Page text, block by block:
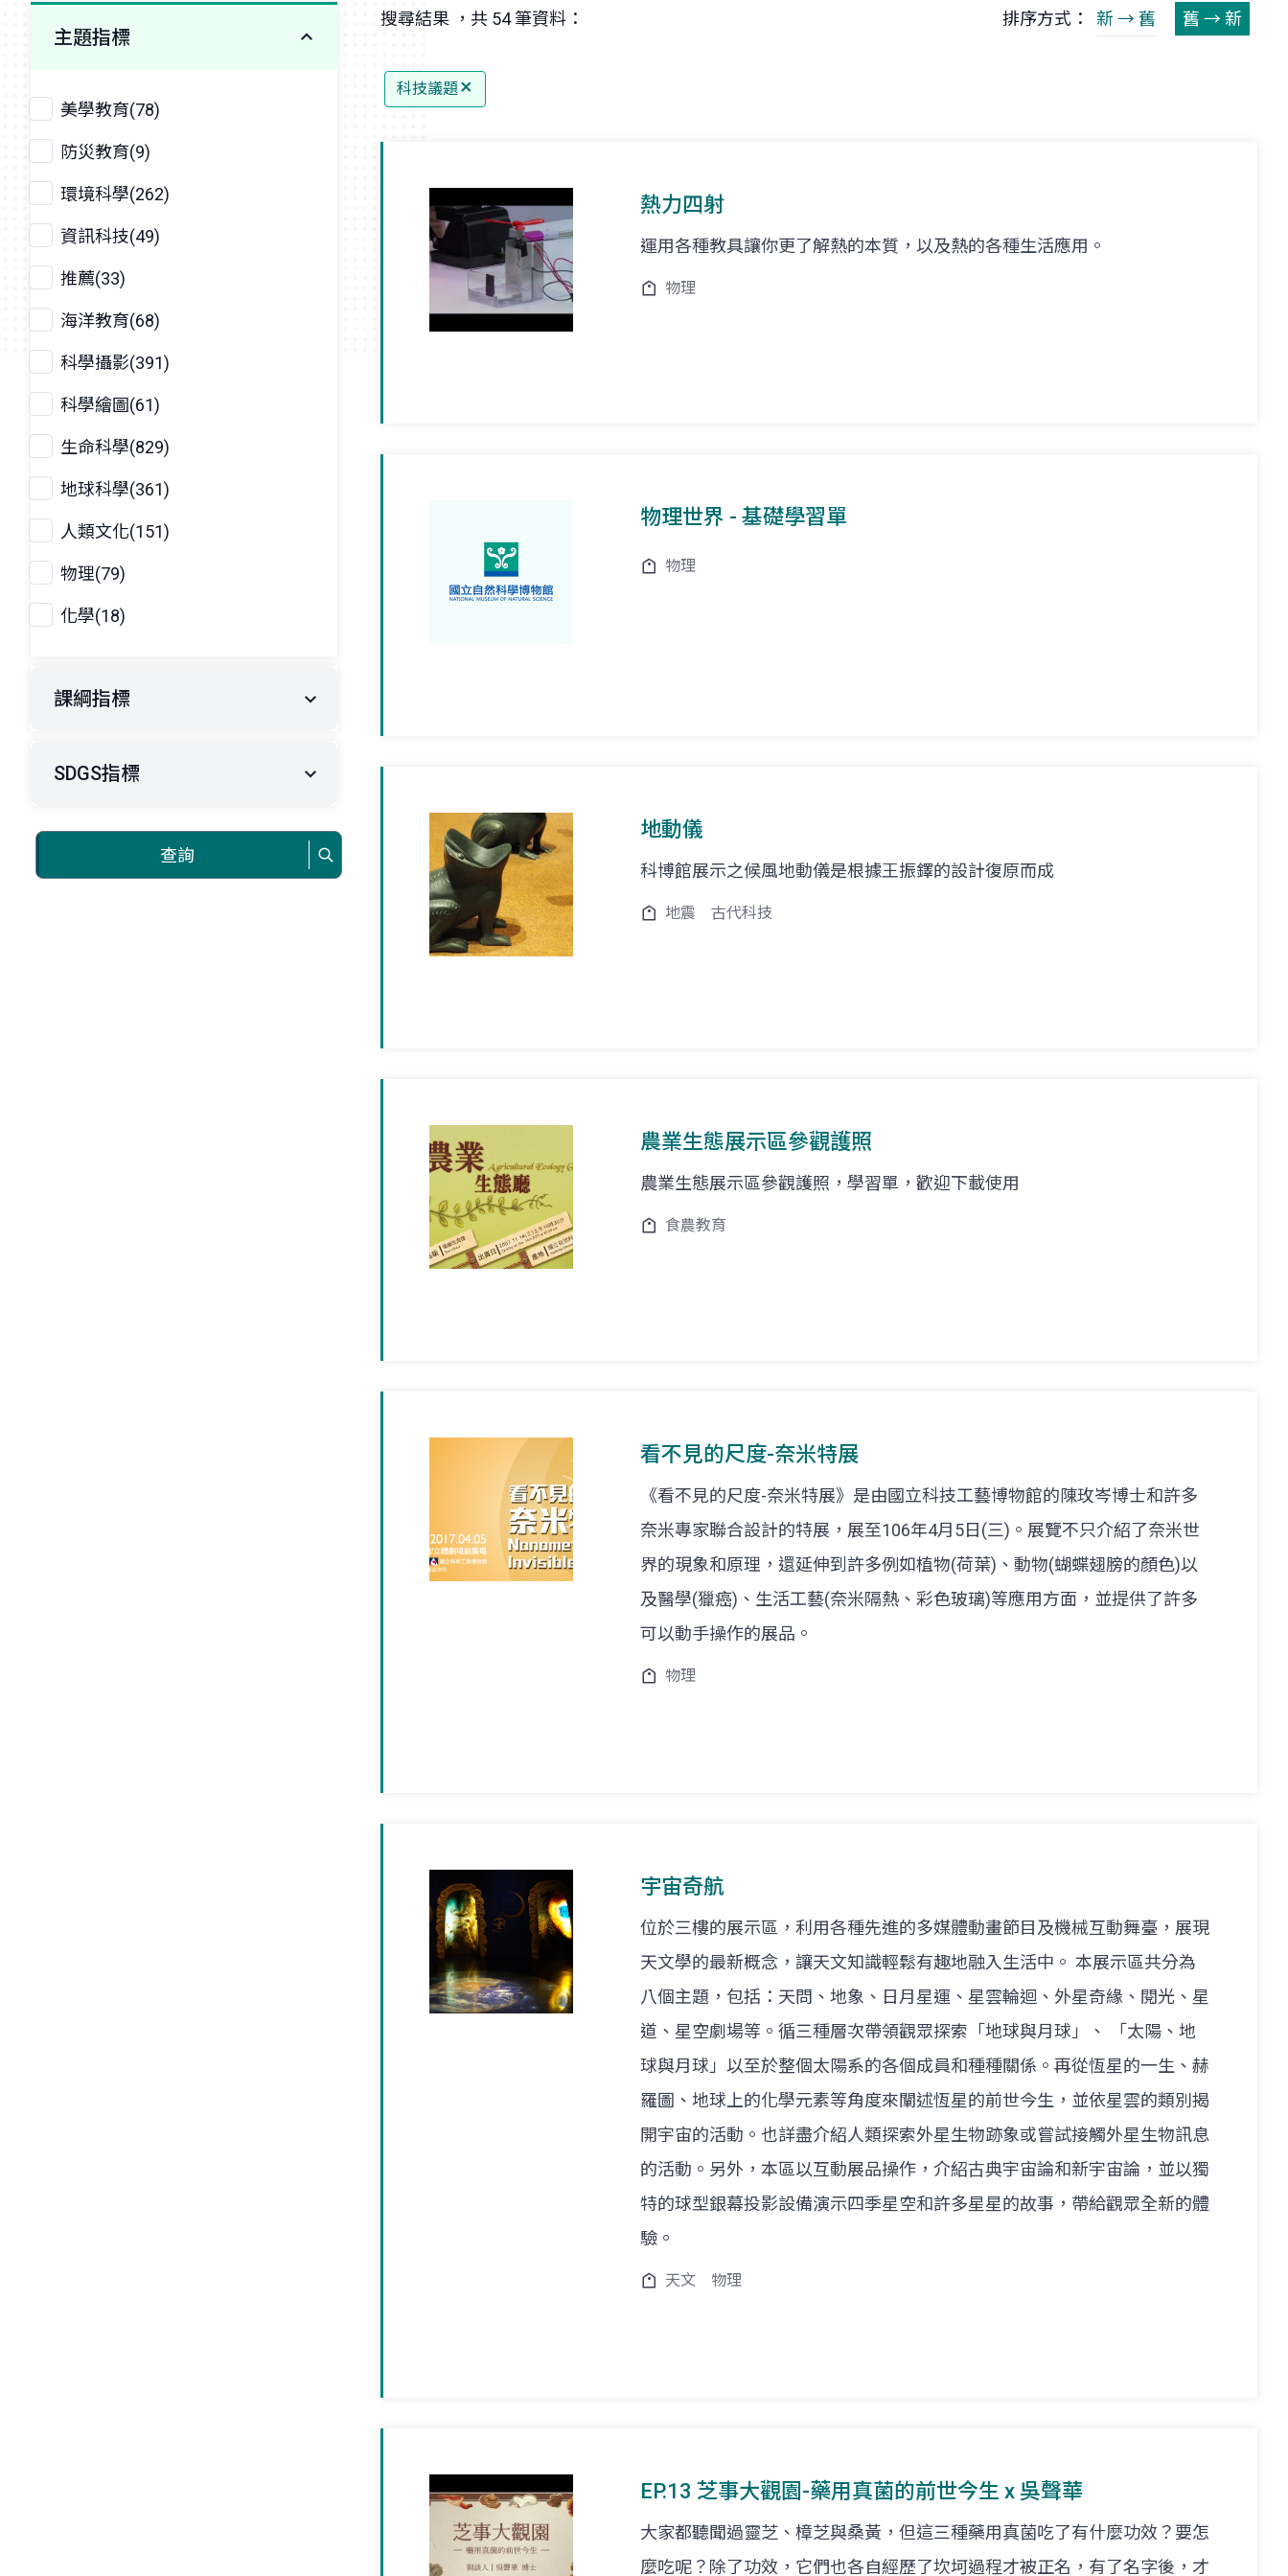
主題指標
美學教育(78)
防災教育(9)
環境科學(262)
資訊科技(49)
推薦(33)
海洋教育(68)
科學攝影(391)
科學繪圖(61)
生命科學(829)
地球科學(361)
人類文化(151)
物理(79)
化學(18)
課綱指標
SDGS指標
查詢
搜尋結果 ，共 54 筆資料： 排序方式： 新 → 舊 舊 → 新
科技議題
熱力四射
運用各種教具讓你更了解熱的本質，以及熱的各種生活應用。
物理
物理世界 - 基礎學習單
物理
地動儀
科博館展示之候風地動儀是根據王振鐸的設計復原而成
地震 古代科技
農業生態展示區參觀護照
農業生態展示區參觀護照，學習單，歡迎下載使用
食農教育
看不見的尺度-奈米特展
《看不見的尺度-奈米特展》是由國立科技工藝博物館的陳玫岑博士和許多
奈米專家聯合設計的特展，展至106年4月5日(三)。展覽不只介紹了奈米世
界的現象和原理，還延伸到許多例如植物(荷葉)、動物(蝴蝶翅膀的顏色)以
及醫學(獵癌)、生活工藝(奈米隔熱、彩色玻璃)等應用方面，並提供了許多
可以動手操作的展品。
物理
宇宙奇航
位於三樓的展示區，利用各種先進的多媒體動畫節目及機械互動舞臺，展現
天文學的最新概念，讓天文知識輕鬆有趣地融入生活中。 本展示區共分為
八個主題，包括：天問、地象、日月星運、星雲輪迴、外星奇緣、閱光、星
道、星空劇場等。循三種層次帶領觀眾探索「地球與月球」、 「太陽、地
球與月球」以至於整個太陽系的各個成員和種種關係。再從恆星的一生、赫
羅圖、地球上的化學元素等角度來闡述恆星的前世今生，並依星雲的類別揭
開宇宙的活動。也詳盡介紹人類探索外星生物跡象或嘗試接觸外星生物訊息
的活動。另外，本區以互動展品操作，介紹古典宇宙論和新宇宙論，並以獨
特的球型銀幕投影設備演示四季星空和許多星星的故事，帶給觀眾全新的體
驗。
天文 物理
EP.13 芝事大觀園-藥用真菌的前世今生 x 吳聲華
大家都聽聞過靈芝、樟芝與桑黃，但這三種藥用真菌吃了有什麼功效？要怎
麼吃呢？除了功效，它們也各自經歷了坎坷過程才被正名，有了名字後，才